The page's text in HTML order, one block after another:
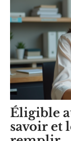
Éligible
savoir et